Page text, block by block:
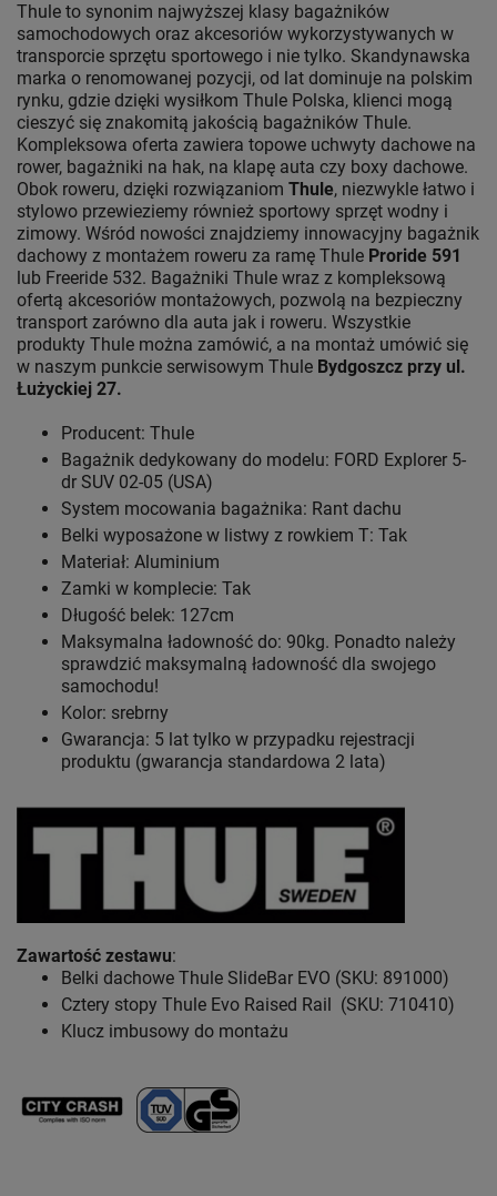
Thule to synonim najwyższej klasy bagażników
samochodowych oraz akcesoriów wykorzystywanych w
transporcie sprzętu sportowego i nie tylko. Skandynawska
marka o renomowanej pozycji, od lat dominuje na polskim
rynku, gdzie dzięki wysiłkom Thule Polska, klienci mogą
cieszyć się znakomitą jakością bagażników Thule.
Kompleksowa oferta zawiera topowe uchwyty dachowe na
rower, bagażniki na hak, na klapę auta czy boxy dachowe.
Obok roweru, dzięki rozwiązaniom Thule, niezwykle łatwo i
stylowo przewieziemy również sportowy sprzęt wodny i
zimowy. Wśród nowości znajdziemy innowacyjny bagażnik
dachowy z montażem roweru za ramę Thule Proride 591
lub Freeride 532. Bagażniki Thule wraz z kompleksową
ofertą akcesoriów montażowych, pozwolą na bezpieczny
transport zarówno dla auta jak i roweru. Wszystkie
produkty Thule można zamówić, a na montaż umówić się
w naszym punkcie serwisowym Thule Bydgoszcz przy ul.
Łużyckiej 27.
Producent: Thule
Bagażnik dedykowany do modelu: FORD Explorer 5-
dr SUV 02-05 (USA)
System mocowania bagażnika: Rant dachu
Belki wyposażone w listwy z rowkiem T: Tak
Materiał: Aluminium
Zamki w komplecie: Tak
Długość belek: 127cm
Maksymalna ładowność do: 90kg. Ponadto należy
sprawdzić maksymalną ładowność dla swojego
samochodu!
Kolor: srebrny
Gwarancja: 5 lat tylko w przypadku rejestracji
produktu (gwarancja standardowa 2 lata)
Zawartość zestawu:
Belki dachowe Thule SlideBar EVO (SKU: 891000)
Cztery stopy Thule Evo Raised Rail (SKU: 710410)
Klucz imbusowy do montażu